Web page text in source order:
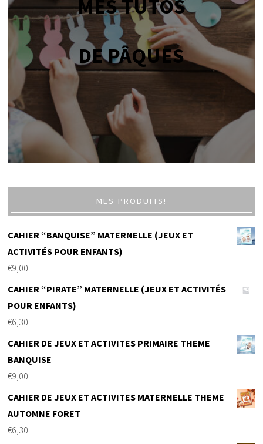
MES TUTOS
DE PÂQUES
MES PRODUITS!
CAHIER “BANQUISE” MATERNELLE (JEUX ET
ACTIVITÉS POUR ENFANTS)
€9,00
CAHIER “PIRATE” MATERNELLE (JEUX ET ACTIVITÉS
POUR ENFANTS)
€6,30
CAHIER DE JEUX ET ACTIVITES PRIMAIRE THEME
BANQUISE
€9,00
CAHIER DE JEUX ET ACTIVITES MATERNELLE THEME
AUTOMNE FORET
€6,30